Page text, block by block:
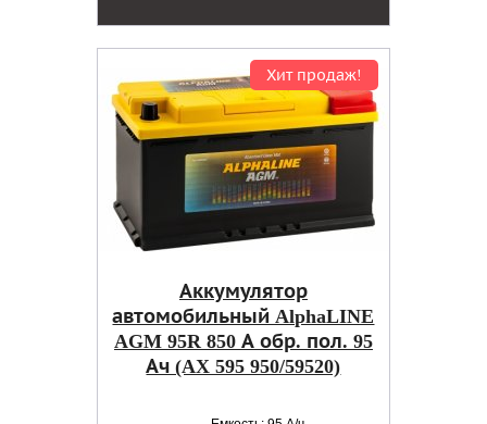
Хит продаж!
Аккумулятор
автомобильный AlphaLINE
AGM 95R 850 А обр. пол. 95
Ач (AX 595 950/59520)